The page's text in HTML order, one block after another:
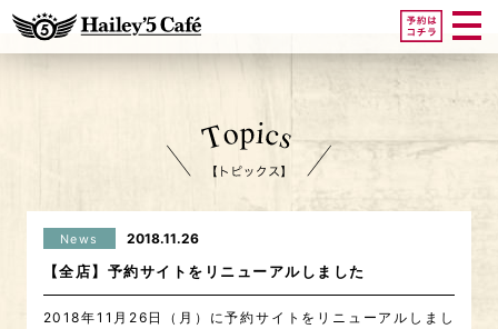
News 2018.11.26
【全店】予約サイトをリニューアルしました
2018年11月26日（月）に予約サイトをリニューアルしまし